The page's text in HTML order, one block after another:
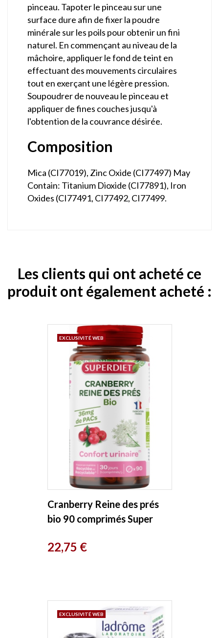
pinceau. Tapoter le pinceau sur une
surface dure afin de fixer la poudre
minérale sur les poils pour obtenir un fini
naturel. En commençant au niveau de la
mâchoire, appliquer le fond de teint en
effectuant des mouvements circulaires
tout en exerçant une légère pression.
Soupoudrer de nouveau le pinceau et
appliquer de fines couches jusqu'à
l'obtention de la couvrance désirée.
Composition
Mica (CI77019), Zinc Oxide (CI77497) May
Contain: Titanium Dioxide (CI77891), Iron
Oxides (CI77491, CI77492, CI77499.
Les clients qui ont acheté ce
produit ont également acheté :
Cranberry Reine des prés
bio 90 comprimés Super
Prix
22,75 €
EXCLUSIVITÉ WEB
EXCLUSIVITÉ WEB